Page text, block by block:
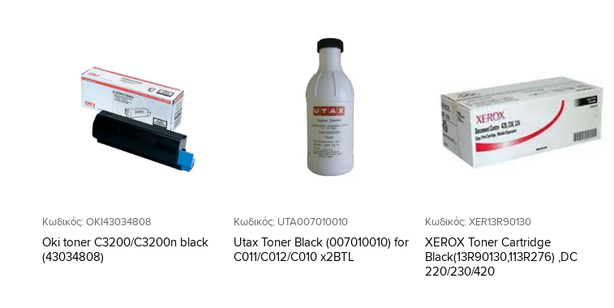
Κωδικός: OKI43034808
Oki toner C3200/C3200n black
(43034808)
Κωδικός: UTA007010010
Utax Toner Black (007010010) for
C011/C012/C010 x2BTL
Κωδικός: XER13R90130
XEROX Toner Cartridge
Black(13R90130,113R276) ,DC
220/230/420